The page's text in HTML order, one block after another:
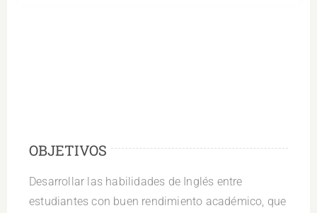
OBJETIVOS
Desarrollar las habilidades de Inglés entre
estudiantes con buen rendimiento académico, que